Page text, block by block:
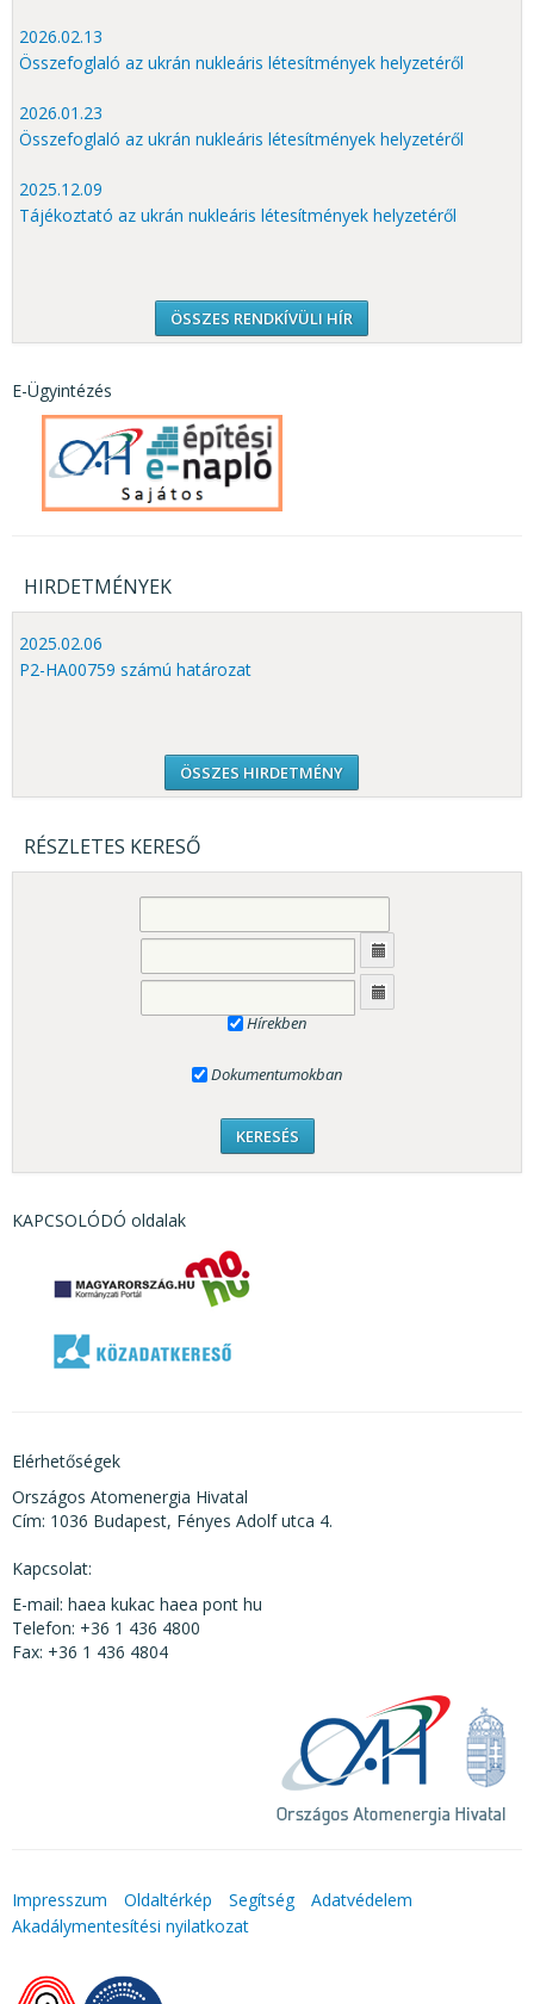
2026.02.13
Összefoglaló az ukrán nukleáris létesítmények helyzetéről
2026.01.23
Összefoglaló az ukrán nukleáris létesítmények helyzetéről
2025.12.09
Tájékoztató az ukrán nukleáris létesítmények helyzetéről
ÖSSZES RENDKÍVÜLI HÍR
E-Ügyintézés
HIRDETMÉNYEK
2025.02.06
P2-HA00759 számú határozat
ÖSSZES HIRDETMÉNY
RÉSZLETES KERESŐ
Hírekben
Dokumentumokban
KAPCSOLÓDÓ oldalak
Elérhetőségek
Országos Atomenergia Hivatal
Cím: 1036 Budapest, Fényes Adolf utca 4.
Kapcsolat:
E-mail: haea kukac haea pont hu
Telefon: +36 1 436 4800
Fax: +36 1 436 4804
Impresszum Oldaltérkép Segítség
Adatvédelem
Akadálymentesítési nyilatkozat